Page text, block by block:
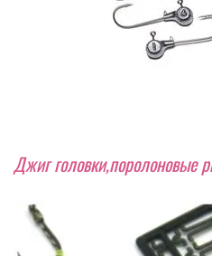
Джиг головки,поролоновые